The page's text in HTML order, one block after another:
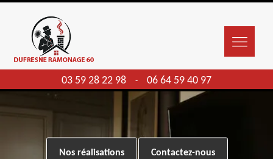
03 59 28 22 98 - 06 64 59 40 97
Nos réalisations Contactez-nous